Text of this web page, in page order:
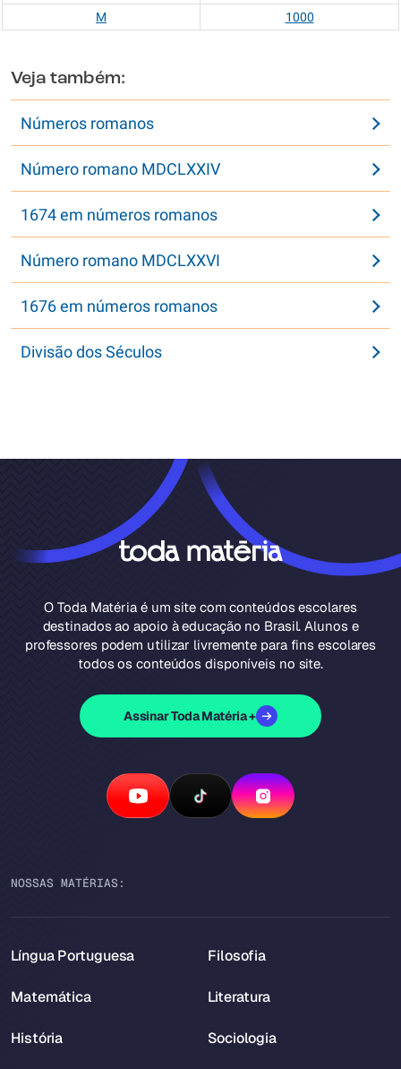
M
1000
Veja também:
Números romanos
Número romano MDCLXXIV
1674 em números romanos
Número romano MDCLXXVI
1676 em números romanos
Divisão dos Séculos
O Toda Matéria é um site com conteúdos escolares
destinados ao apoio à educação no Brasil. Alunos e
professores podem utilizar livremente para fins escolares
todos os conteúdos disponíveis no site.
Assinar Toda Matéria +
NOSSAS MATÉRIAS:
Língua Portuguesa
Matemática
História
Filosofia
Literatura
Sociologia